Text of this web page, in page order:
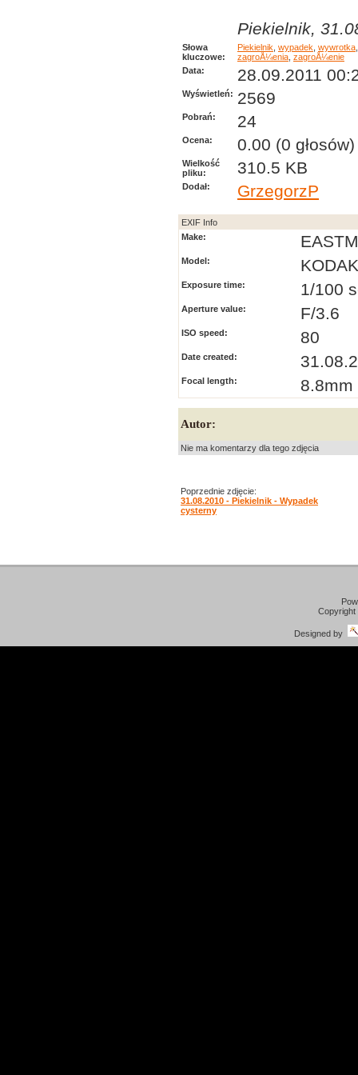
Piekielnik,
Słowa
kluczowe:
Piekielnik wypadek wywrotka
zagroÅ¼enia zagroÅ¼enie
Data:
28.09.2011
Wyświetleń: 2569
Pobrań: 24
Ocena: 0.00 (0 głosów)
Wielkość
pliku:
310.5 KB
Dodał: GrzegorzP
EXIF Info
Make:
Model:
Exposure time: 1/100
Aperture value: F/3.6
ISO speed: 80
Date created:
Focal length: 8.8mm
Autor:
Nie ma komentarzy dla tego zdjęcia
Poprzednie zdjęcie:
31.08.2010 - Piekielnik - Wypadek
cysterny
Designed by